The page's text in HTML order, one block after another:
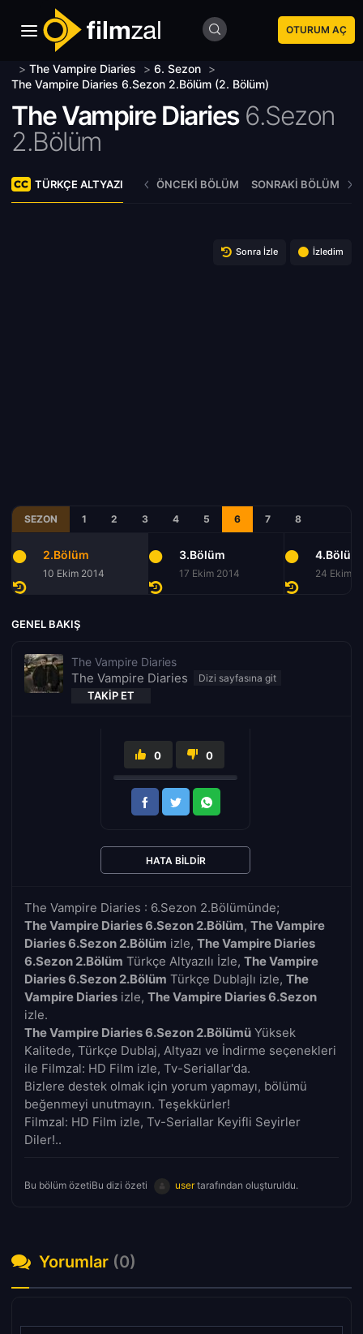
OTURUM AÇ
> The Vampire Diaries > 6. Sezon >
The Vampire Diaries 6.Sezon 2.Bölüm (2. Bölüm)
The Vampire Diaries 6.Sezon
2.Bölüm
TÜRKÇE ALTYAZI ÖNCEKI BÖLÜM SONRAKI BÖLÜM
Sonra İzle İzledim
SEZON 1 2 3 4 5 6 7 8
2.Bölüm
10 Ekim 2014
3.Bölüm
17 Ekim 2014
4.Bölüm
24 Ekim
GENEL BAKIŞ
The Vampire Diaries
The Vampire Diaries
TAKIP ET
The Vampire Diaries : 6.Sezon 2.Bölümünde;
The Vampire Diaries 6.Sezon 2.Bölüm, The Vampire
Diaries 6.Sezon 2.Bölüm izle, The Vampire Diaries
6.Sezon 2.Bölüm Türkçe Altyazılı İzle, The Vampire
Diaries 6.Sezon 2.Bölüm Türkçe Dublajlı izle, The
Vampire Diaries izle, The Vampire Diaries 6.Sezon
izle.
The Vampire Diaries 6.Sezon 2.Bölümü Yüksek
Kalitede, Türkçe Dublaj, Altyazı ve İndirme seçenekleri
ile Filmzal: HD Film izle, Tv-Seriallar'da.
Bizlere destek olmak için yorum yapmayı, bölümü
beğenmeyi unutmayın. Teşekkürler!
Filmzal: HD Film izle, Tv-Seriallar Keyifli Seyirler
Diler!..
Bu bölüm özetiBu dizi özeti usertarafından oluşturuldu.
0 0
HATA BILDIR
Yorumlar (0)